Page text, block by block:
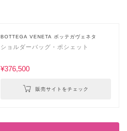
BOTTEGA VENETA ボッテガヴェネタ
ショルダーバッグ・ポシェット
¥376,500
販売サイトをチェック